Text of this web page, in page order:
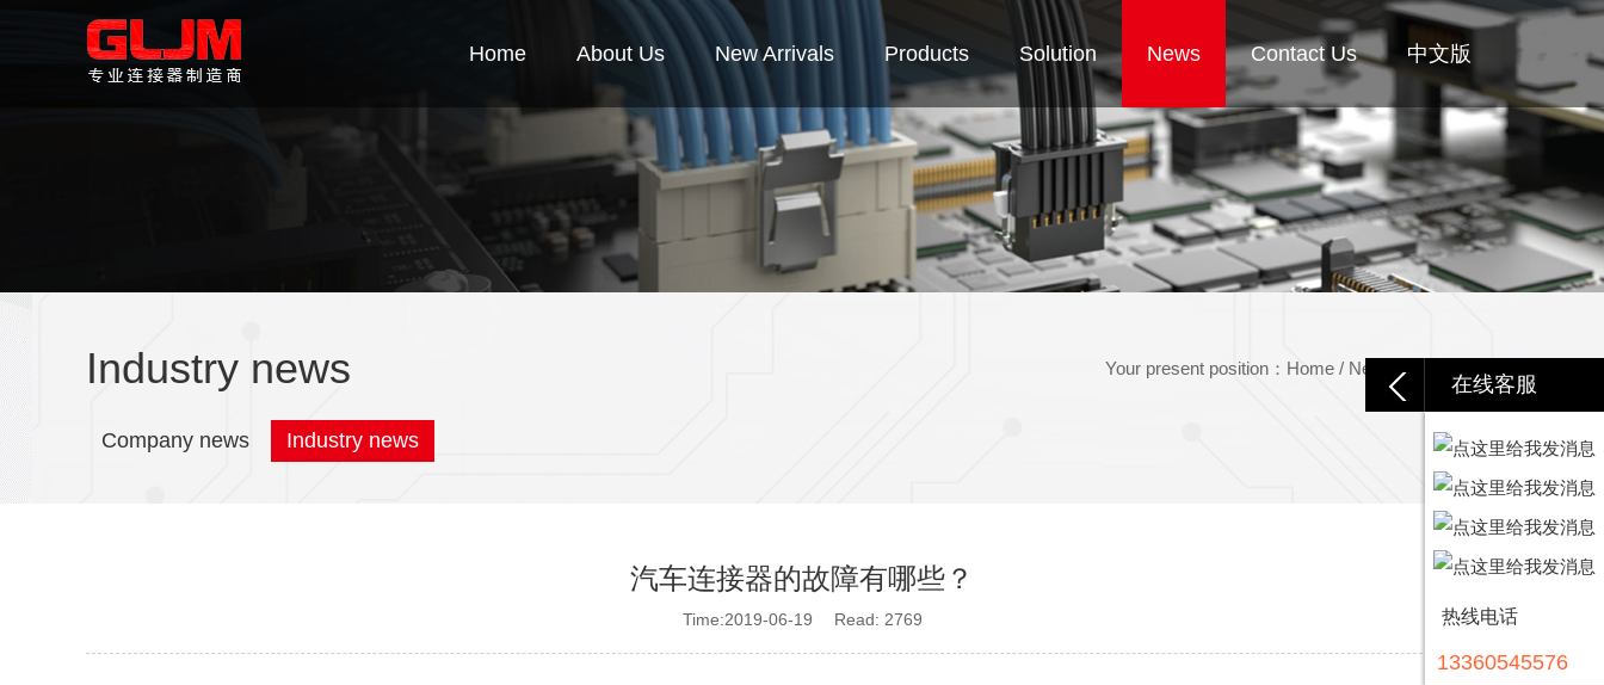
在线客服
热线电话
13360545576
Home About Us New Arrivals Products Solution News Contact Us 中文版
Industry news Your present position： Home / News /
Company news Industry news
汽车连接器的故障有哪些？
Time:2019-06-19 Read: 2769